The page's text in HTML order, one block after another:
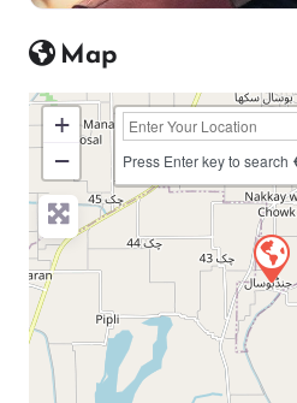
Map
+
−
Press Enter key to search